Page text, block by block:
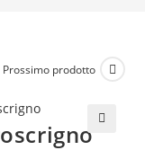
Prossimo prodotto